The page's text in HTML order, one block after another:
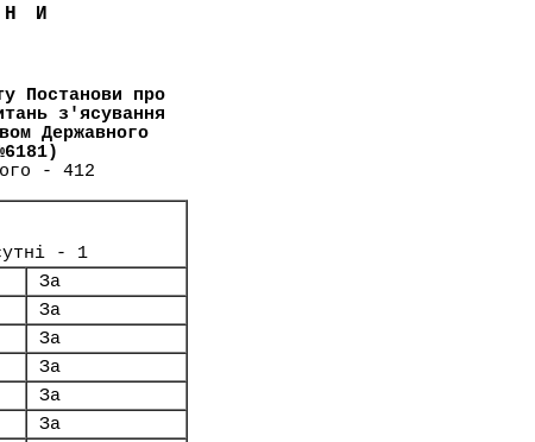
Постанови про
з'ясування
Державного
- 412
- 1
За
За
За
За
За
За